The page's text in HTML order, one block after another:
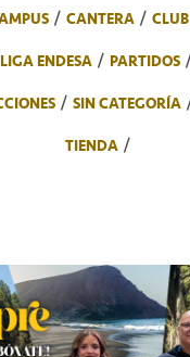
CANTERA CLUB
LIGA ENDESA PARTIDOS
SIN CATEGORÍA
TIENDA